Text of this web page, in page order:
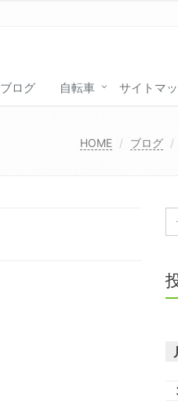
ブログ 自転車 サイトマ
HOME ブログ